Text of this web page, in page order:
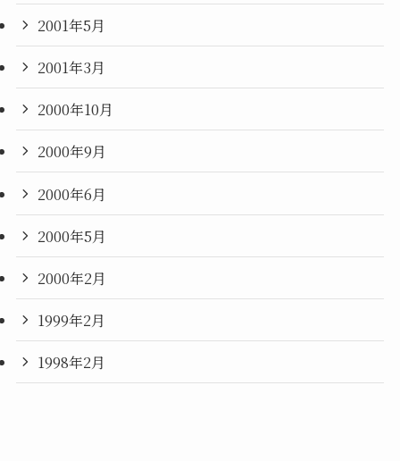
2001年5月
2001年3月
2000年10月
2000年9月
2000年6月
2000年5月
2000年2月
1999年2月
1998年2月